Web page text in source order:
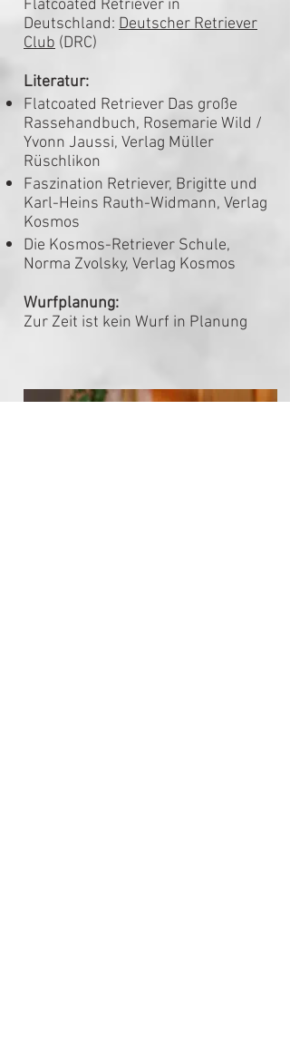
Flatcoated Retriever in
Deutschland: Deutscher Retriever
Club (DRC)
Literatur:
Flatcoated Retriever Das große
Rassehandbuch, Rosemarie Wild /
Yvonn Jaussi, Verlag Müller
Rüschlikon
Faszination Retriever, Brigitte und
Karl-Heins Rauth-Widmann, Verlag
Kosmos
Die Kosmos-Retriever Schule,
Norma Zvolsky, Verlag Kosmos
Wurfplanung:
Zur Zeit ist kein Wurf in Planung